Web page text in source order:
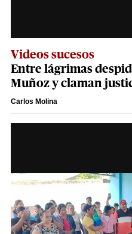
Videos sucesos
Entre lágrimas
Muñoz y claman
Carlos Molina